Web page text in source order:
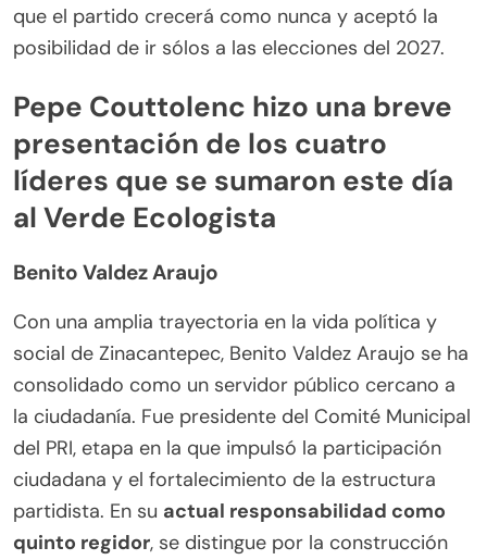
que el partido crecerá como nunca y aceptó la
posibilidad de ir sólos a las elecciones del 2027.
Pepe Couttolenc hizo una breve
presentación de los cuatro
líderes que se sumaron este día
al Verde Ecologista
Benito Valdez Araujo
Con una amplia trayectoria en la vida política y
social de Zinacantepec, Benito Valdez Araujo se ha
consolidado como un servidor público cercano a
la ciudadanía. Fue presidente del Comité Municipal
del PRI, etapa en la que impulsó la participación
ciudadana y el fortalecimiento de la estructura
partidista. En su actual responsabilidad como
quinto regidor, se distingue por la construcción